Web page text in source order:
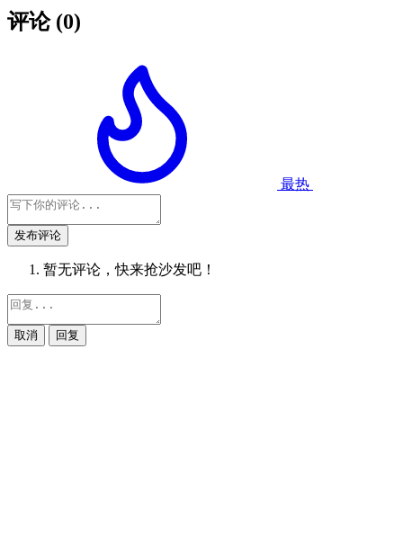
评论 (0)
最热
发布评论
暂无评论，快来抢沙发吧！
取消 回复